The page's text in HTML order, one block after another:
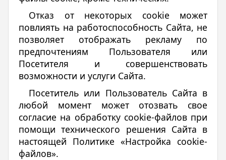
Отказ от некоторых cookie может
повлиять на работоспособность Сайта, не
позволяет отображать рекламу по
предпочтениям Пользователя или
Посетителя и совершенствовать
возможности и услуги Сайта.
Посетитель или Пользователь Сайта в
любой момент может отозвать свое
согласие на обработку cookie-файлов при
помощи технического решения Сайта в
настоящей Политике «Настройка cookie-
файлов».